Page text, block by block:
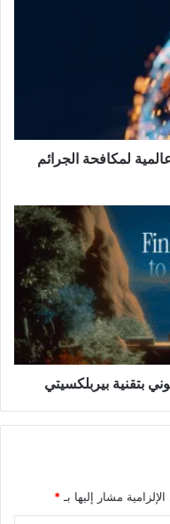
لمكافحة الجرائم
بتقنية بيربلكسيتي
مشار إليها بـ*